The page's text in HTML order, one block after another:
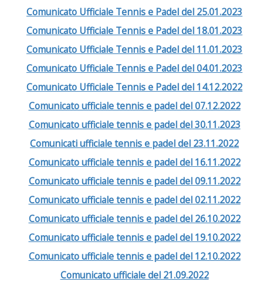
Comunicato Ufficiale Tennis e Padel del 25.01.2023
Comunicato Ufficiale Tennis e Padel del 18.01.2023
Comunicato Ufficiale Tennis e Padel del 11.01.2023
Comunicato Ufficiale Tennis e Padel del 04.01.2023
Comunicato Ufficiale Tennis e Padel del 14.12.2022
Comunicato ufficiale tennis e padel del 07.12.2022
Comunicato ufficiale tennis e padel del 30.11.2023
Comunicati ufficiale tennis e padel del 23.11.2022
Comunicato ufficiale tennis e padel del 16.11.2022
Comunicato ufficiale tennis e padel del 09.11.2022
Comunicato ufficiale tennis e padel del 02.11.2022
Comunicato ufficiale tennis e padel del 26.10.2022
Comunicato ufficiale tennis e padel del 19.10.2022
Comunicato ufficiale tennis e padel del 12.10.2022
Comunicato ufficiale del 21.09.2022